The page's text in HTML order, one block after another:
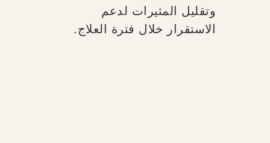
وتقليل المثيرات لدعم
الاستقرار خلال فترة العلاج.